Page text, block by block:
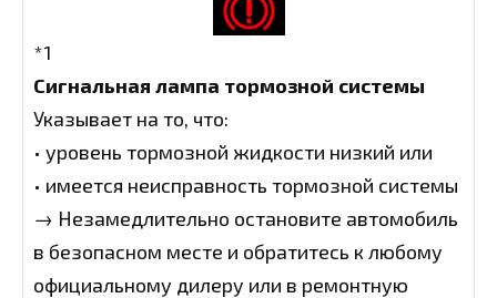
*1
Сигнальная лампа тормозной системы
Указывает на то, что:
• уровень тормозной жидкости низкий или
• имеется неисправность тормозной системы
→ Незамедлительно остановите автомобиль
в безопасном месте и обратитесь к любому
официальному дилеру или в ремонтную